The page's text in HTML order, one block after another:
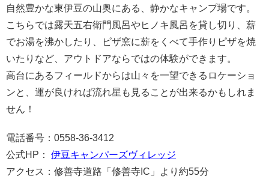
自然豊かな東伊豆の山奥にある、静かなキャンプ場です。
こちらでは露天五右衛門風呂やヒノキ風呂を貸し切り、薪
でお湯を沸かしたり、ピザ窯に薪をくべて手作りピザを焼
いたりなど、アウトドアならではの体験ができます。
高台にあるフィールドからは山々を一望できるロケーショ
ンと、運が良ければ流れ星も見ることが出来るかもしれま
せん！
電話番号：0558-36-3412
公式HP： 伊豆キャンパーズヴィレッジ
アクセス：修善寺道路「修善寺IC」より約55分